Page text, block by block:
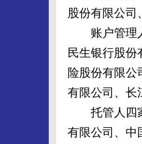
股份有限公司
账户管理人
民生银行股
险股份有限
有限公司、长
托管人四家
有限公司、中